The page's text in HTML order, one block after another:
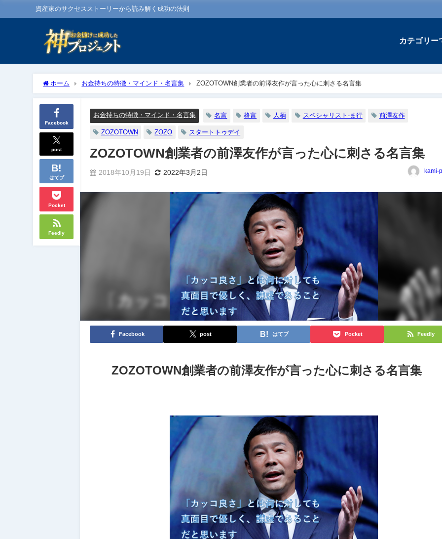
資産家のサクセスストーリーから読み解く成功の法則
カテゴリー
ホーム お金持ちの特徴・マインド・名言集 ZOZOTOWN創業者の前澤友作が言った心に刺さる名言集
Facebook
post
はてブ
Pocket
Feedly
お金持ちの特徴・マインド・名言集 名言 格言 人柄 スペシャリスト-ま行 前澤友作
ZOZOTOWN ZOZO スタートトゥデイ
ZOZOTOWN創業者の前澤友作が言った心に刺さる名言集
2018年10月19日 2022年3月2日 kami-
Facebook post はてブ Pocket Feedly
ZOZOTOWN創業者の前澤友作が言った心に刺さる名言集